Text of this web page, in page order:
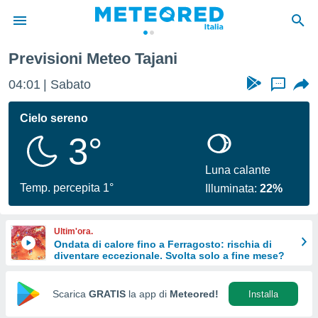
di
per
le
di
Web
Previsioni Meteo Tajani
04:01 Sabato ...
Cielo sereno
3°
Temp. percepita 1°
Luna calante
Illuminata:22%
Ultim'ora.
Ondata di calore fino a Ferragosto: rischia di
diventare eccezionale. Svolta solo a fine mese?
Scarica GRATIS la app di Meteored! Installa